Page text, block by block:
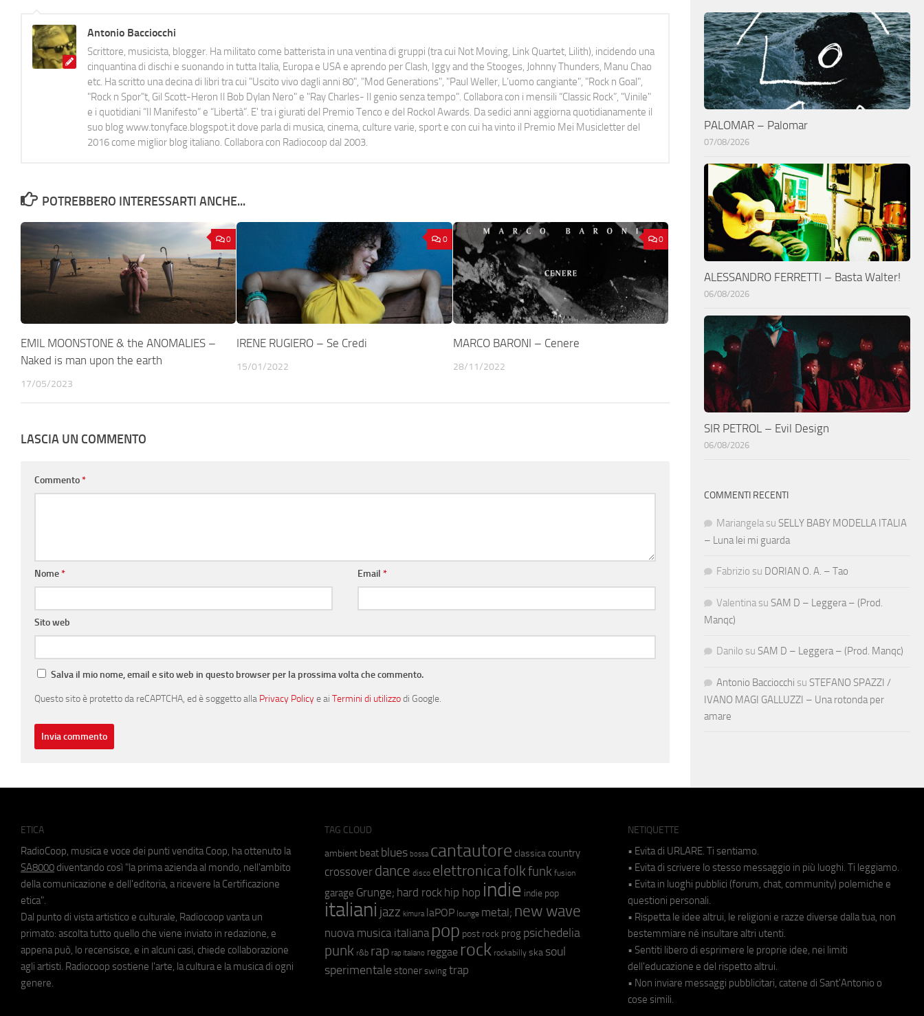
Antonio Bacciocchi
Scrittore, musicista, blogger. Ha militato come batterista in una ventina di gruppi (tra cui Not Moving, Link Quartet, Lilith), incidendo una
cinquantina di dischi e suonando in tutta Italia, Europa e USA e aprendo per Clash, Iggy and the Stooges, Johnny Thunders, Manu Chao
etc. Ha scritto una decina di libri tra cui "Uscito vivo dagli anni 80", "Mod Generations", "Paul Weller, L’uomo cangiante", "Rock n Goal",
"Rock n Spor"t, Gil Scott-Heron Il Bob Dylan Nero" e "Ray Charles- Il genio senza tempo". Collabora con i mensili “Classic Rock”, "Vinile"
e i quotidiani “Il Manifesto” e “Libertà”. E' tra i giurati del Premio Tenco e del Rockol Awards. Da sedici anni aggiorna quotidianamente il
suo blog www.tonyface.blogspot.it dove parla di musica, cinema, culture varie, sport e con cui ha vinto il Premio Mei Musicletter del
2016 come miglior blog italiano. Collabora con Radiocoop dal 2003.
POTREBBERO INTERESSARTI ANCHE...
0
EMIL MOONSTONE & the ANOMALIES –
Naked is man upon the earth
17/05/2023
0
IRENE RUGIERO – Se Credi
15/01/2022
0
MARCO BARONI – Cenere
28/11/2022
LASCIA UN COMMENTO
Commento*
Nome* Email*
Sito web
Salva il mio nome, email e sito web in questo browser per la prossima volta che commento.
Questo sito è protetto da reCAPTCHA, ed è soggetto alla Privacy Policye ai Termini di utilizzodi Google.
PALOMAR – Palomar
07/08/2026
ALESSANDRO FERRETTI – Basta Walter!
06/08/2026
SIR PETROL – Evil Design
06/08/2026
COMMENTI RECENTI
Mariangela su SELLY BABY MODELLA ITALIA
– Luna lei mi guarda
Fabrizio su DORIAN O. A. – Tao
Valentina su SAM D – Leggera – (Prod.
Manqc)
Danilo su SAM D – Leggera – (Prod. Manqc)
Antonio Bacciocchi su STEFANO SPAZZI /
IVANO MAGI GALLUZZI – Una rotonda per
amare
ETICA
RadioCoop, musica e voce dei punti vendita Coop, ha ottenuto la
SA8000 diventando così "la prima azienda al mondo, nell'ambito
della comunicazione e dell'editoria, a ricevere la Certificazione
etica".
Dal punto di vista artistico e culturale, Radiocoop vanta un
primato: ascolta tutto quello che viene inviato in redazione, e
appena può, lo recensisce, e in alcuni casi, chiede collaborazione
agli artisti. Radiocoop sostiene l'arte, la cultura e la musica di ogni
genere.
TAG CLOUD
ambient beat blues bossa cantautore classica country
crossover dance disco elettronicafolkfunk fusion
garage Grunge; hard rock hip hop indie indie pop
italiani jazz kimura laPOP lounge metal; new wave
nuova musica italiana pop post rock prog psichedelia
punk r&b rap rap italiano reggae rock rockabilly ska soul
sperimentale stoner swing trap
NETIQUETTE
• Evita di URLARE. Ti sentiamo.
• Evita di scrivere lo stesso messaggio in più luoghi. Ti leggiamo.
• Evita in luoghi pubblici (forum, chat, community) polemiche e
questioni personali.
• Rispetta le idee altrui, le religioni e razze diverse dalla tua, non
bestemmiare né insultare altri utenti.
• Sentiti libero di esprimere le proprie idee, nei limiti
dell'educazione e del rispetto altrui.
• Non inviare messaggi pubblicitari, catene di Sant'Antonio o
cose simili.